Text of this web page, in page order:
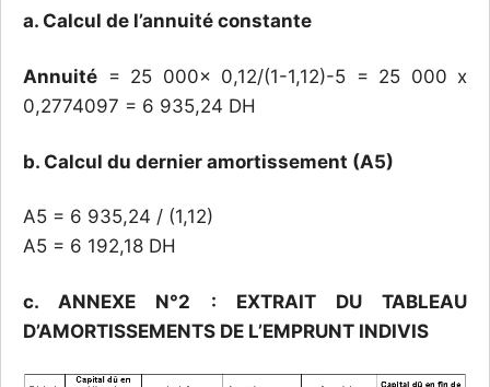
a. Calcul de l’annuité constante
Annuité = 25 000x 0,12/(1-1,12)-5 = 25 000 x
0,2774097 = 6 935,24 DH
b. Calcul du dernier amortissement (A5)
A5 = 6 935,24 / (1,12)
A5 = 6 192,18 DH
c. ANNEXE N°2 : EXTRAIT DU TABLEAU
D’AMORTISSEMENTS DE L’EMPRUNT INDIVIS